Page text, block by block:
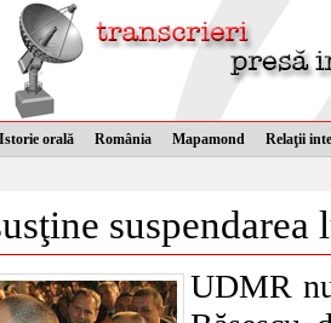
Istorie orală România Mapamond Relaţii
suspendarea
UDMR